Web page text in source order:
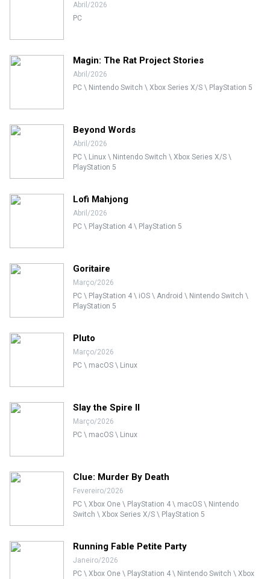
Abril/2026
PC
Magin: The Rat Project Stories
Abril/2026
PC \ Nintendo Switch \ Xbox Series X/S \ PlayStation 5
Beyond Words
Abril/2026
PC \ Linux \ Nintendo Switch \ Xbox Series X/S \
PlayStation 5
Lofi Mahjong
Abril/2026
PC \ PlayStation 4 \ PlayStation 5
Goritaire
Março/2026
PC \ PlayStation 4 \ iOS \ Android \ Nintendo Switch \
PlayStation 5
Pluto
Março/2026
PC \ macOS \ Linux
Slay the Spire II
Março/2026
PC \ macOS \ Linux
Clue: Murder By Death
Fevereiro/2026
PC \ Xbox One \ PlayStation 4 \ macOS \ Nintendo
Switch \ Xbox Series X/S \ PlayStation 5
Running Fable Petite Party
Janeiro/2026
PC \ Xbox One \ PlayStation 4 \ Nintendo Switch \ Xbox